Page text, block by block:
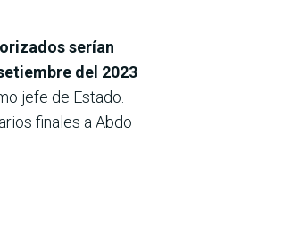
serían
del 2023
jefe de Estado.
finales a Abdo